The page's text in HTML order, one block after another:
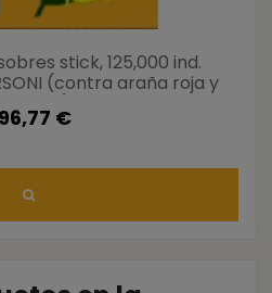
stick, 125,000 ind.
(contra araña roja y
€